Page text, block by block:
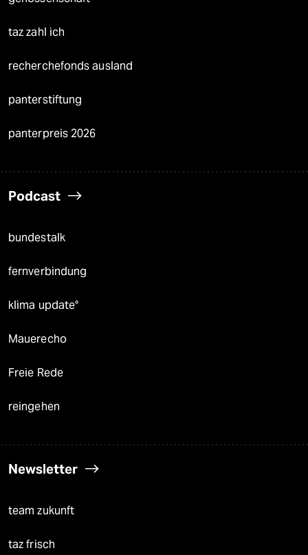
taz zahl ich
recherchefonds ausland
panterstiftung
panterpreis 2026
Podcast
bundestalk
fernverbindung
klima update°
Mauerecho
Freie Rede
reingehen
Newsletter
team zukunft
taz frisch